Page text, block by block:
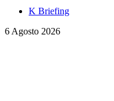
K Briefing
6 Agosto 2026